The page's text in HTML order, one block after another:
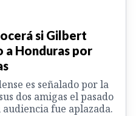
si Gilbert
a Honduras por
es señalado por la
dos amigas el pasado
audiencia fue aplazada.